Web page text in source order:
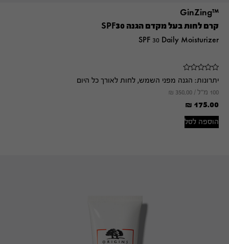
™GinZing
קרם לחות בעל מקדם הגנה SPF30
SPF 30 Daily Moisturizer
יתרונות: הגנה מפני השמש, לחות לאורך כל היום
100 מ"ל / ₪ 350.00
₪ 175.00
הוספה לסל